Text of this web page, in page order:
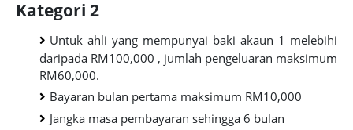
Kategori 2
Untuk ahli yang mempunyai baki akaun 1 melebihi
daripada RM100,000 , jumlah pengeluaran maksimum
RM60,000.
Bayaran bulan pertama maksimum RM10,000
Jangka masa pembayaran sehingga 6 bulan